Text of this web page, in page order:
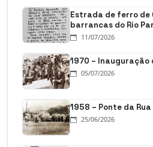
Estrada de ferro
barrancas do Rio
11/07/2026
1970 – Inauguração
05/07/2026
1958 – Ponte da
25/06/2026